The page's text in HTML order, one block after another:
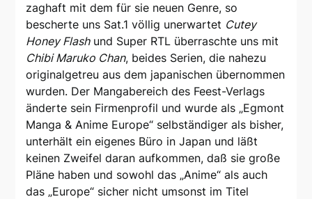
zaghaft mit dem für sie neuen Genre, so
bescherte uns Sat.1 völlig unerwartet Cutey
Honey Flashund Super RTL überraschte uns mit
Chibi Maruko Chan, beides Serien, die nahezu
originalgetreu aus dem japanischen übernommen
wurden. Der Mangabereich des Feest-Verlags
änderte sein Firmenprofil und wurde als „Egmont
Manga & Anime Europe“ selbständiger als bisher,
unterhält ein eigenes Büro in Japan und läßt
keinen Zweifel daran aufkommen, daß sie große
Pläne haben und sowohl das „Anime“ als auch
das „Europe“ sicher nicht umsonst im Titel